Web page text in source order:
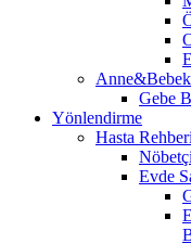
Anne&Bebek
Gebe
Yönlendirme
Hasta Rehberi
Evde